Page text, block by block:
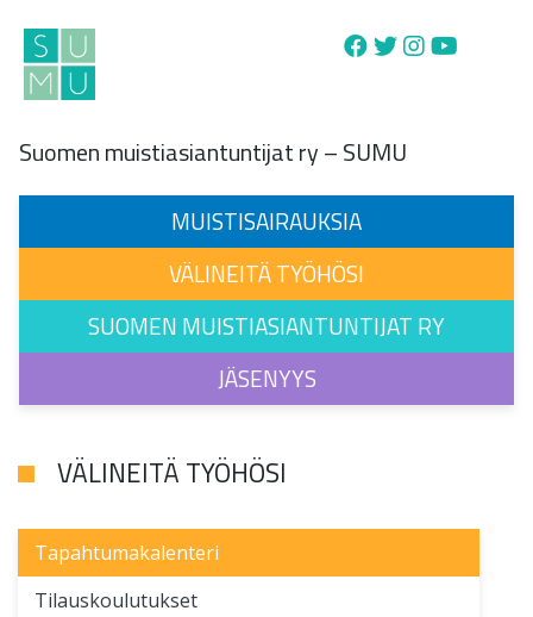
Main Navigation
Suomen muistiasiantuntijat ry – SUMU
MUISTISAIRAUKSIA
VÄLINEITÄ TYÖHÖSI
SUOMEN MUISTIASIANTUNTIJAT RY
JÄSENYYS
VÄLINEITÄ TYÖHÖSI
Tapahtumakalenteri
Tilauskoulutukset